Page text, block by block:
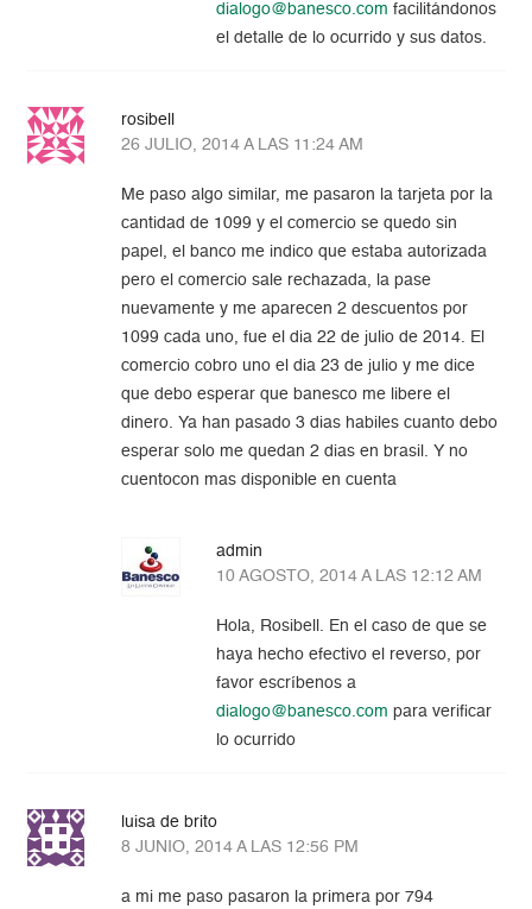
dialogo@banesco.com facilitándonos
el detalle de lo ocurrido y sus datos.
rosibell
26 JULIO, 2014 A LAS 11:24 AM
Me paso algo similar, me pasaron la tarjeta por la
cantidad de 1099 y el comercio se quedo sin
papel, el banco me indico que estaba autorizada
pero el comercio sale rechazada, la pase
nuevamente y me aparecen 2 descuentos por
1099 cada uno, fue el dia 22 de julio de 2014. El
comercio cobro uno el dia 23 de julio y me dice
que debo esperar que banesco me libere el
dinero. Ya han pasado 3 dias habiles cuanto debo
esperar solo me quedan 2 dias en brasil. Y no
cuentocon mas disponible en cuenta
admin
10 AGOSTO, 2014 A LAS 12:12 AM
Hola, Rosibell. En el caso de que se
haya hecho efectivo el reverso, por
favor escríbenos a
dialogo@banesco.com para verificar
lo ocurrido
luisa de brito
8 JUNIO, 2014 A LAS 12:56 PM
a mi me paso pasaron la primera por 794